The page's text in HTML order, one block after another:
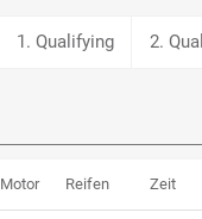
1. Qualifying 2.
Motor Reifen Zeit